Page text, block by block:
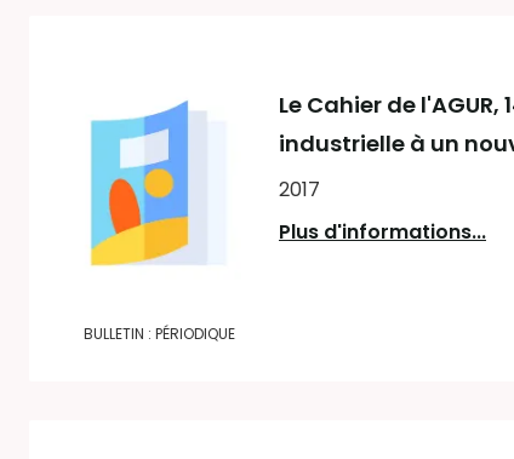
BULLETIN : PÉRIODIQUE
Le Cahier de l'AGUR,
industrielle à un
2017
Plus d'informations...